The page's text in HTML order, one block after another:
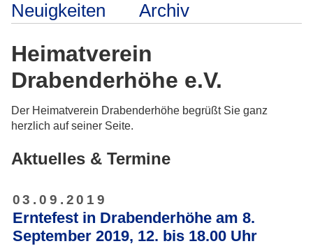
Neuigkeiten Archiv
Heimatverein
Drabenderhöhe e.V.
Der Heimatverein Drabenderhöhe begrüßt Sie ganz
herzlich auf seiner Seite.
Aktuelles & Termine
03.09.2019
Erntefest in Drabenderhöhe am 8.
September 2019, 12. bis 18.00 Uhr